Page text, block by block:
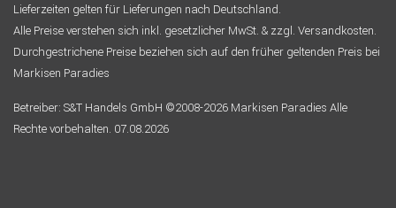
Lieferzeiten gelten für Lieferungen nach Deutschland.
Alle Preise verstehen sich inkl. gesetzlicher MwSt. & zzgl. Versandkosten.
Durchgestrichene Preise beziehen sich auf den früher geltenden Preis bei
Markisen Paradies
Betreiber: S&T Handels GmbH ©2008-2026 Markisen Paradies Alle
Rechte vorbehalten. 07.08.2026